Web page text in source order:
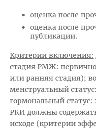
оценка после
оценка после
публикации.
Критерии включения:
стадия РМЖ:
или ранняя стадия);
менструальный
гормональный
РКИ должны
исходе (критерии